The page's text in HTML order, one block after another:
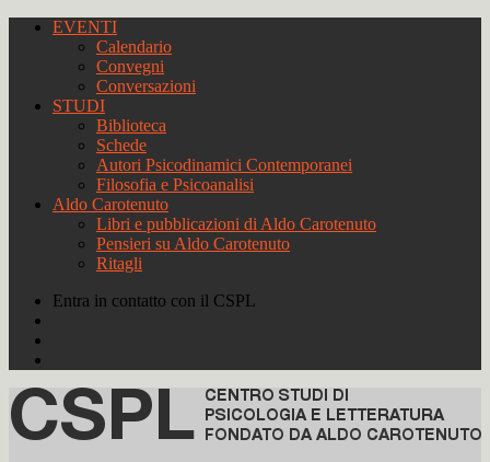
EVENTI
Calendario
Convegni
Conversazioni
STUDI
Biblioteca
Schede
Autori Psicodinamici Contemporanei
Filosofia e Psicoanalisi
Aldo Carotenuto
Libri e pubblicazioni di Aldo Carotenuto
Pensieri su Aldo Carotenuto
Ritagli
Entra in contatto con il CSPL